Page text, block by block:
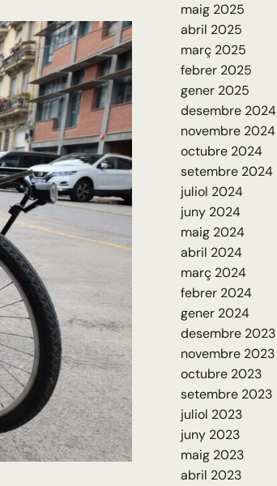
maig 2025
abril 2025
març 2025
febrer 2025
gener 2025
desembre 2024
novembre 2024
octubre 2024
setembre 2024
juliol 2024
juny 2024
maig 2024
abril 2024
març 2024
febrer 2024
gener 2024
desembre 2023
novembre 2023
octubre 2023
setembre 2023
juliol 2023
juny 2023
maig 2023
abril 2023